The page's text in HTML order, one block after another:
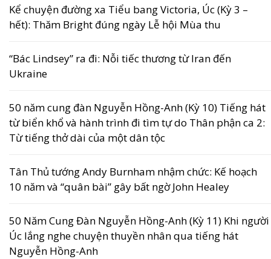
Kể chuyện đường xa Tiểu bang Victoria, Úc (Kỳ 3 –
hết): Thăm Bright đúng ngày Lễ hội Mùa thu
“Bác Lindsey” ra đi: Nỗi tiếc thương từ Iran đến
Ukraine
50 năm cung đàn Nguyễn Hồng-Anh (Kỳ 10) Tiếng hát
từ biển khổ và hành trình đi tìm tự do Thân phận ca 2:
Từ tiếng thở dài của một dân tộc
Tân Thủ tướng Andy Burnham nhậm chức: Kế hoạch
10 năm và “quân bài” gây bất ngờ John Healey
50 Năm Cung Đàn Nguyễn Hồng-Anh (Kỳ 11) Khi người
Úc lắng nghe chuyện thuyền nhân qua tiếng hát
Nguyễn Hồng-Anh